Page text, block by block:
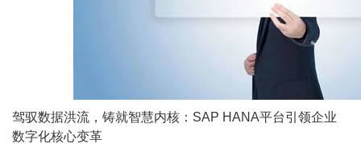
驾驭数据洪流，铸就智慧内核：SAP HANA平台引领企业
数字化核心变革